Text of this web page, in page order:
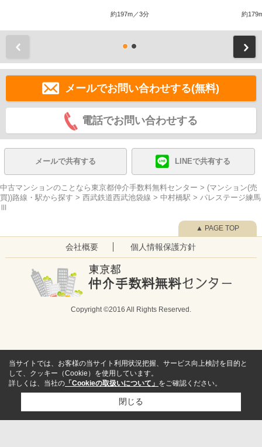
約197m／3分 約
メールでお問い合わせする(無料)
電話でお問い合わせする
メールで共有する LINEで共有する
中古マンションのことなら東京都仲介手数料無料センター > (マンション(売
買))路線・駅から探す > 西武鉄道西武池袋線 > 中村橋駅 > パレステージ練馬
Ⅲ
会社概要 個人情報保護方針
Copyright ©2016 All Rights Reserved.
▲ PAGE TOP
当サイトでは、お客様の当サイト利用状況把握、サービス向上検討を目的と
して、クッキー（Cookie）を使用しています。
詳しくは、当社の 「Cookieの取扱いについて」 をご確認ください。
閉じる